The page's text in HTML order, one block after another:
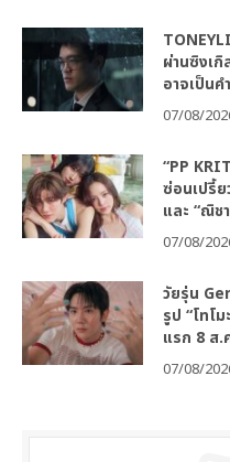
ผ่านซิงเ
อาจเป็น
07/08/
“PP
ซ่อนเปรี้ย
และ “ณิช
07/08/
วัยรุ่น
รูป “โทโ
แรก 8 ส.
07/08/